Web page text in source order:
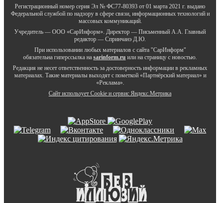
Регистрационный номер серия Эл № ФС77-80393 от 01 марта 2021 г. выдано
Федеральной службой по надзору в сфере связи, информационных технологий и
массовых коммуникаций.
Учредитель — ООО «СарИнформ». Директор — Письменный А.А. Главный
редактор — Спринчанэ Д.Ю.
При использовании любых материалов с сайта "СарИнформ"
обязательна гиперссылка на sarinform.ru или на страницу с новостью.
Редакция не несет ответственность за достоверность информации в рекламных
материалах. Такие материалы выходят с пометкой «Партнёрский материал» и
«Реклама».
Сайт использует Cookie и сервиc Яндекс.Метрика